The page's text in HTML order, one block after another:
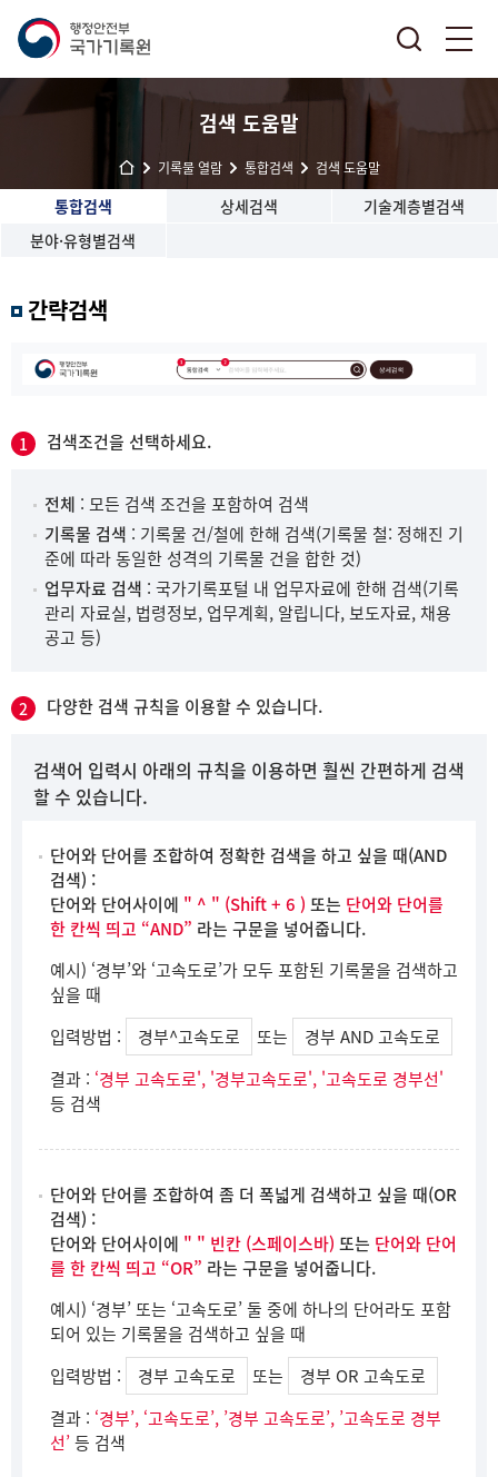
검색 도움말
기록물 열람 통합검색 검색 도움말
통합검색 상세검색
기술계층별검색
분야·유형별검색
간략검색
1 검색조건을 선택하세요.
전체 : 모든 검색 조건을 포함하여 검색
기록물 검색 : 기록물 건/철에 한해 검색(기록물 철: 정해진 기
준에 따라 동일한 성격의 기록물 건을 합한 것)
업무자료 검색 : 국가기록포털 내 업무자료에 한해 검색(기록
관리 자료실, 법령정보, 업무계획, 알립니다, 보도자료, 채용
공고 등)
2 다양한 검색 규칙을 이용할 수 있습니다.
검색어 입력시 아래의 규칙을 이용하면 훨씬 간편하게 검색
할 수 있습니다.
단어와 단어를 조합하여 정확한 검색을 하고 싶을 때(AND
검색) :
단어와 단어사이에 " ^ " (Shift + 6 ) 또는 단어와 단어를
한 칸씩 띄고 “AND” 라는 구문을 넣어줍니다.
예시) ‘경부’와 ‘고속도로’가 모두 포함된 기록물을 검색하고
싶을 때
입력방법 :
경부^고속도로 또는
경부 AND 고속도로
결과 : ‘경부 고속도로', '경부고속도로', '고속도로 경부선'
등 검색
단어와 단어를 조합하여 좀 더 폭넓게 검색하고 싶을 때(OR
검색) :
단어와 단어사이에 " " 빈칸 (스페이스바) 또는 단어와 단어
를 한 칸씩 띄고 “OR” 라는 구문을 넣어줍니다.
예시) ‘경부’ 또는 ‘고속도로’ 둘 중에 하나의 단어라도 포함
되어 있는 기록물을 검색하고 싶을 때
입력방법 :
경부 고속도로 또는
경부 OR 고속도로
결과 : ‘경부’, ‘고속도로’, ’경부 고속도로’, ’고속도로 경부
선’등 검색